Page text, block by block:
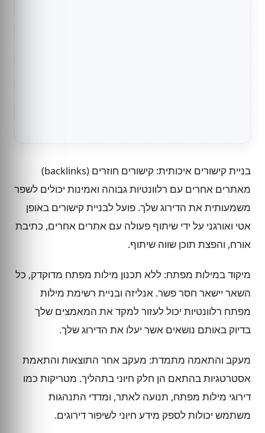
בניית קישורים איכותית: קישורים חוזרים (backlinks)
מאתרים אחרים עם רלוונטיות גבוהה ואמינות יכולים לשפר
משמעותית את הדירוג שלך. פועל לבניית קישורים באופן
אטי ואורגני על ידי שיתוף פעולה עם אתרים אחרים, כתיבת
אורח, והפצת תוכן שווה שיתוף.
מיקוד במילות מפתח: ללא תכנון מילות מפתח מדוקדק, כל
השאר יישאר חסר פשר. אנליזה ובניית רשימת מילות
מפתח רלוונטיות יכול לעזור למקד את המאמצים שלך
בדיוק באותם נושאים אשר יעלו את הדירוג שלך.
מעקב והתאמה מתמדת: מעקב אחר התוצאות והתאמת
אסטרטגיות בהתאם הן חלק חיוני בתהליך. מטריקות כמו
דירוגי מילות מפתח, תנועה לאתר, ומדדי התנהגות
משתמש יכולות לספק מידע חיוני לשיפור דירוגים.